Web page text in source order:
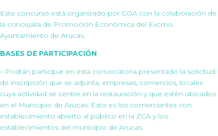
Este concurso está organizado por COA con la colaboración de
la concejalía de Promoción Económica del Excmo.
Ayuntamiento de Arucas.
BASES DE PARTICIPACIÓN
– Podrán participar en esta convocatoria presentado la solicitud
de inscripción que se adjunta, empresas, comercios, locales
cuya actividad se centre en la restauración y que estén ubicados
en el Municipio de Arucas. Esto es los comerciantes con
establecimiento abierto al público en la ZCA y los
establecimientos del municipio de Arucas.